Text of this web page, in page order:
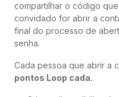
compartilhar o código
convidado for abrir a
final do processo de
senha.
Cada pessoa que abrir a
pontos Loop cada.